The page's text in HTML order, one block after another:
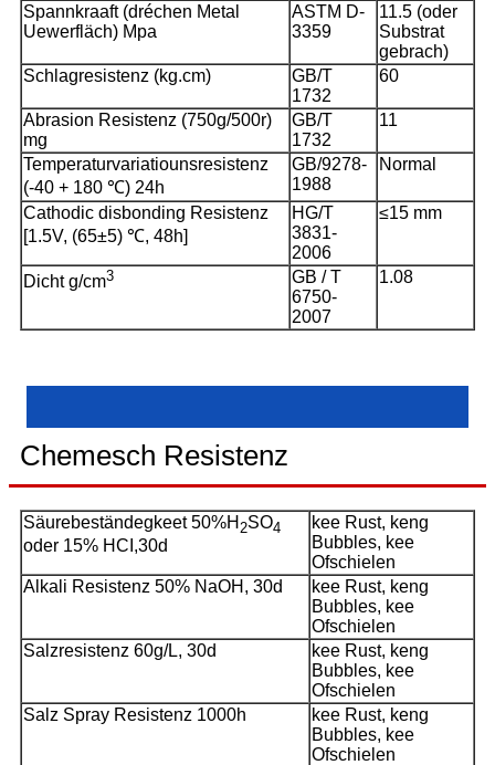
Spannkraaft (dréchen Metal
Uewerfläch) Mpa
ASTM D-
3359
11.5 (oder
Substrat
gebrach)
Schlagresistenz (kg.cm)
GB/T
1732
60
Abrasion Resistenz (750g/500r)
mg
GB/T
1732
11
Temperaturvariatiounsresistenz
(-40 + 180 ℃) 24h
GB/9278-
1988
Normal
Cathodic disbonding Resistenz
[1.5V, (65±5) ℃, 48h]
HG/T
3831-
2006
≤15 mm
Dicht g/cm3
GB / T
6750-
2007
1.08
Chemesch Resistenz
Säurebeständegkeet 50%H 2SO4
oder 15% HCI,30d
kee Rust, keng
Bubbles, kee
Ofschielen
Alkali Resistenz 50% NaOH, 30d
kee Rust, keng
Bubbles, kee
Ofschielen
Salzresistenz 60g/L, 30d
kee Rust, keng
Bubbles, kee
Ofschielen
Salz Spray Resistenz 1000h
kee Rust, keng
Bubbles, kee
Ofschielen